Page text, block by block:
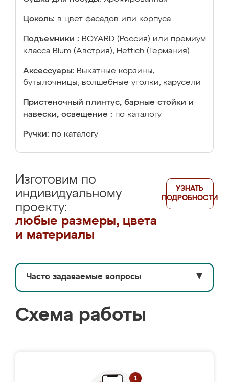
Цоколь: в цвет фасадов или корпуса
Подъемники : BOYARD (Россия) или премиум
класса Blum (Австрия), Hettich (Германия)
Аксессуары: Выкатные корзины,
бутылочницы, волшебные уголки, карусели
Пристеночный плинтус, барные стойки и
навески, освещение : по каталогу
Ручки: по каталогу
Изготовим по
индивидуальному
проекту:
любые размеры, цвета
и материалы
УЗНАТЬ
ПОДРОБНОСТИ
Часто задаваемые вопросы ▼
Схема работы